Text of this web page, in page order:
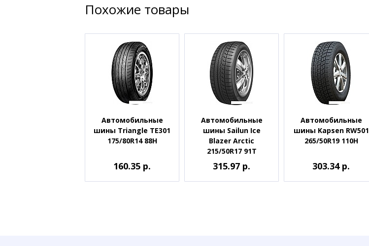
Похожие товары
Автомобильные
шины Triangle TE301
175/80R14 88H
160.35 р.
Автомобильные
шины Sailun Ice
Blazer Arctic
215/50R17 91T
315.97 р.
Автомобильные
шины Kapsen RW501
265/50R19 110H
303.34 р.